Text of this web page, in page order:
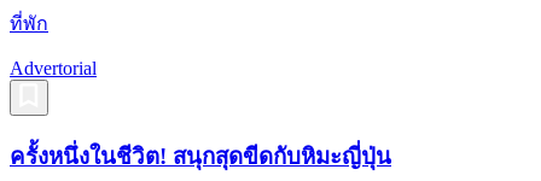
ที่พัก
Advertorial
ครั้งหนึ่งในชีวิต! สนุกสุดขีดกับหิมะญี่ปุ่น